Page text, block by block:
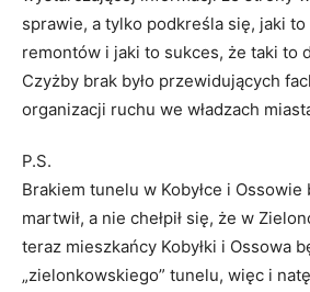
sprawie, a tylko podkreśla się, jaki
remontów i jaki to sukces, że taki to
Czyżby brak było przewidujących
organizacji ruchu we władzach
P.S.
Brakiem tunelu w Kobyłce i Ossowie
martwił, a nie chełpił się, że w
teraz mieszkańcy Kobyłki i Ossowa
„zielonkowskiego” tunelu, więc i